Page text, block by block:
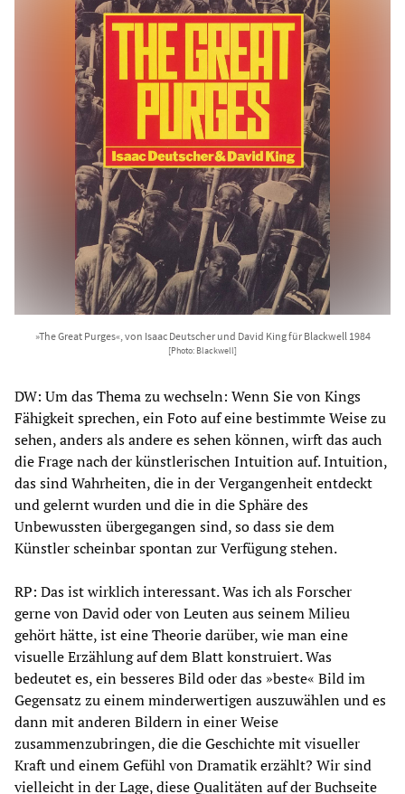
»The Great Purges«, von Isaac Deutscher und David King für Blackwell 1984
[Photo: Blackwell]
DW: Um das Thema zu wechseln: Wenn Sie von Kings
Fähigkeit sprechen, ein Foto auf eine bestimmte Weise zu
sehen, anders als andere es sehen können, wirft das auch
die Frage nach der künstlerischen Intuition auf. Intuition,
das sind Wahrheiten, die in der Vergangenheit entdeckt
und gelernt wurden und die in die Sphäre des
Unbewussten übergegangen sind, so dass sie dem
Künstler scheinbar spontan zur Verfügung stehen.
RP: Das ist wirklich interessant. Was ich als Forscher
gerne von David oder von Leuten aus seinem Milieu
gehört hätte, ist eine Theorie darüber, wie man eine
visuelle Erzählung auf dem Blatt konstruiert. Was
bedeutet es, ein besseres Bild oder das »beste« Bild im
Gegensatz zu einem minderwertigen auszuwählen und es
dann mit anderen Bildern in einer Weise
zusammenzubringen, die die Geschichte mit visueller
Kraft und einem Gefühl von Dramatik erzählt? Wir sind
vielleicht in der Lage, diese Qualitäten auf der Buchseite